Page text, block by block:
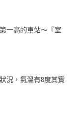
一高的車站～『室
況，氣溫有8度其實